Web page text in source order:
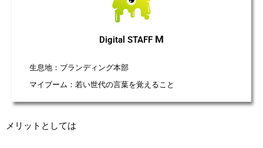
Digital STAFF M
生息地：ブランディング本部
マイブーム：若い世代の言葉を覚えること
メリットとしては